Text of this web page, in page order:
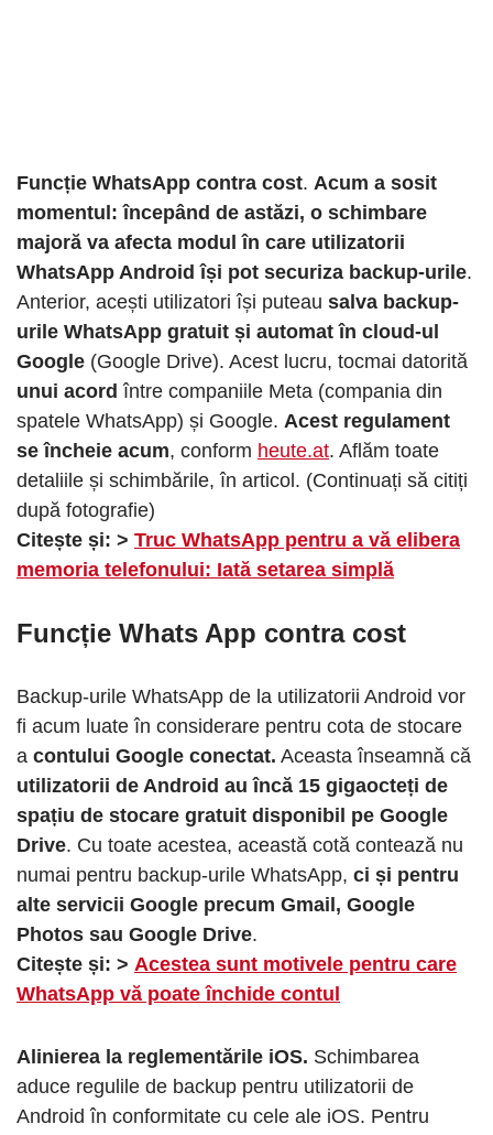
Funcție WhatsApp contra cost. Acum a sosit
momentul: începând de astăzi, o schimbare
majoră va afecta modul în care utilizatorii
WhatsApp Android își pot securiza backup-urile.
Anterior, acești utilizatori își puteau salva backup-
urile WhatsApp gratuit și automat în cloud-ul
Google (Google Drive). Acest lucru, tocmai datorită
unui acordîntre companiile Meta (compania din
spatele WhatsApp) și Google. Acest regulament
se încheie acum, conform heute.at. Aflăm toate
detaliile și schimbările, în articol. (Continuați să citiți
după fotografie)
Citește și: > Truc WhatsApp pentru a vă elibera
memoria telefonului: Iată setarea simplă
Funcție Whats App contra cost
Backup-urile WhatsApp de la utilizatorii Android vor
fi acum luate în considerare pentru cota de stocare
a contului Google conectat. Aceasta înseamnă că
utilizatorii de Android au încă 15 gigaocteți de
spațiu de stocare gratuit disponibil pe Google
Drive. Cu toate acestea, această cotă contează nu
numai pentru backup-urile WhatsApp, ci și pentru
alte servicii Google precum Gmail, Google
Photos sau Google Drive.
Citește și: > Acestea sunt motivele pentru care
WhatsApp vă poate închide contul
Alinierea la reglementările iOS. Schimbarea
aduce regulile de backup pentru utilizatorii de
Android în conformitate cu cele ale iOS. Pentru